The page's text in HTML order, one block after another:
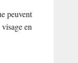
peuvent
en